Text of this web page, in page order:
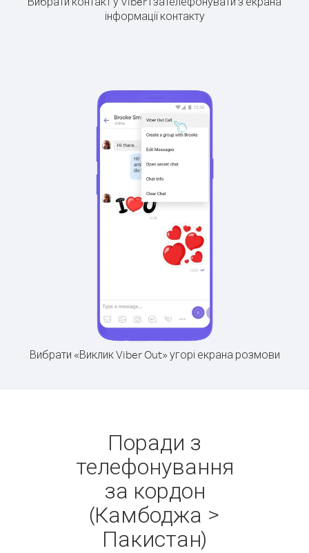
інформації контакту
Вибрати «Виклик Viber Out» угорі екрана розмови
Поради з
телефонування
за кордон
(Камбоджа >
Пакистан)